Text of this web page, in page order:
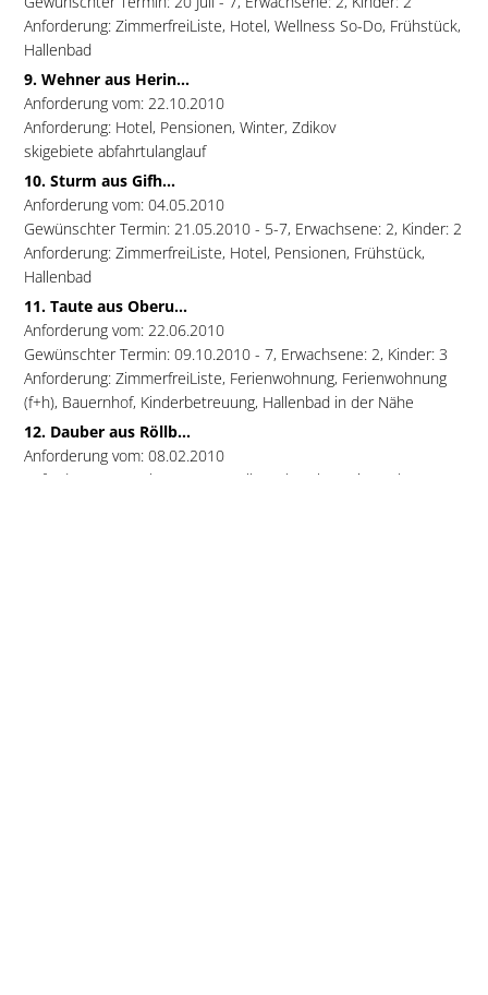
Anforderung: ZimmerfreiListe, Hotel, Wellness So-Do, Frühstück,
Hallenbad
9. Wehner aus Herin...
Anforderung vom: 22.10.2010
Anforderung: Hotel, Pensionen, Winter, Zdikov
skigebiete abfahrtulanglauf
10. Sturm aus Gifh...
Anforderung vom: 04.05.2010
Gewünschter Termin: 21.05.2010 - 5-7, Erwachsene: 2, Kinder: 2
Anforderung: ZimmerfreiListe, Hotel, Pensionen, Frühstück,
Hallenbad
11. Taute aus Oberu...
Anforderung vom: 22.06.2010
Gewünschter Termin: 09.10.2010 - 7, Erwachsene: 2, Kinder: 3
Anforderung: ZimmerfreiListe, Ferienwohnung, Ferienwohnung
(f+h), Bauernhof, Kinderbetreuung, Hallenbad in der Nähe
12. Dauber aus Röllb...
Anforderung vom: 08.02.2010
Anforderung: Hotel, 4-Sterne Wellnesshotels, Ferienwohnung,